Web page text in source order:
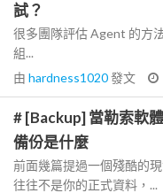
試？
很多團隊評估 Agent 的方
組...
由 hardness1020發文
# [Backup] 當勒索軟
備份是什麼
前面幾篇提過一個殘酷的
往往不是你的正式資料，...